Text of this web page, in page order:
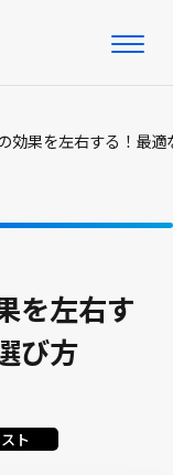
効果を左右する！最
を左右す
び方
ト